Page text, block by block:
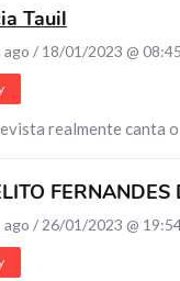
Tauil
ago / 18/01/2023 @ 08:45
realmente canta
ago / 26/01/2023 @